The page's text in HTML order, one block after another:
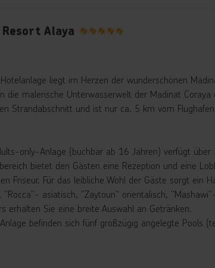
Alaya
liegt im Herzen der wunderschönen
die malerische Unterwasserwelt der Madinat
Strandabschnitt und ist nur ca. 5 km vom
only-Anlage (buchbar ab 16 Jahren) verfügt
bietet den Gästen eine Rezeption und eine
Friseur. Für das leibliche Wohl der Gäste sorgt
asiatisch, "Zaytoun" orientalisch,
erhalten Sie eine breite Auswahl an Getränken.
befinden sich fünf großzügig angelegte Pools